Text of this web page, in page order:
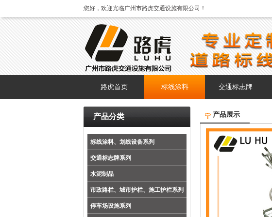
您好，欢迎光临广州市路虎交通设施有限公司！
路虎首页 标线涂料 交通标志牌
产品分类
标线涂料、划线设备系列
交通标志牌系列
水泥制品
市政路栏、城市护栏、施工护栏系列
停车场设施系列
产品展示